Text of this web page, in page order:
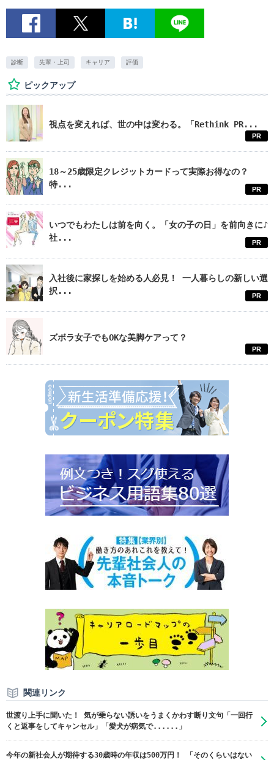
診断 先輩・上司 キャリア 評価
ピックアップ
視点を変えれば、世の中は変わる。「Rethink PR...
PR
18～25歳限定クレジットカードって実際お得なの？
特...
PR
いつでもわたしは前を向く。「女の子の日」を前向きに♪
社...
PR
入社後に家探しを始める人必見！ 一人暮らしの新しい選
択...
PR
ズボラ女子でもOKな美脚ケアって？
PR
関連リンク
世渡り上手に聞いた！ 気が乗らない誘いをうまくかわす断り文句「一回行
くと返事をしてキャンセル」「愛犬が病気で......」
今年の新社会人が期待する30歳時の年収は500万円！ 「そのくらいはない